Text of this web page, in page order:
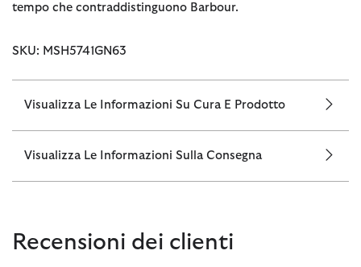
tempo che contraddistinguono Barbour.
SKU: MSH5741GN63
Visualizza Le Informazioni Su Cura E Prodotto
Visualizza Le Informazioni Sulla Consegna
Recensioni dei clienti